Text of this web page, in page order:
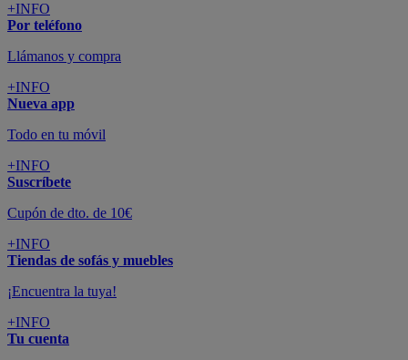
+INFO
Por teléfono
Llámanos y compra
+INFO
Nueva app
Todo en tu móvil
+INFO
Suscríbete
Cupón de dto. de 10€
+INFO
Tiendas de sofás y muebles
¡Encuentra la tuya!
+INFO
Tu cuenta